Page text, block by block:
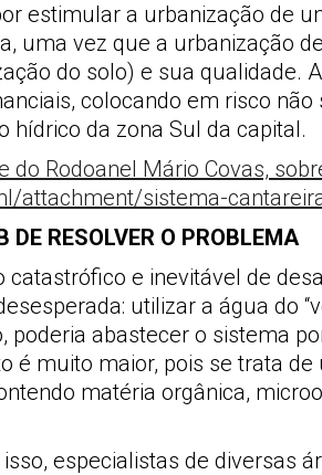
estimular a urbanização de
uma vez que a urbanização
do solo) e sua qualidade.
colocando em risco
hídrico da zona Sul da capital.
DE RESOLVER O PROBLEMA
catastrófico e inevitável de
utilizar a água do
poderia abastecer o sistema
é muito maior, pois se trata
matéria orgânica,
especialistas de diversas